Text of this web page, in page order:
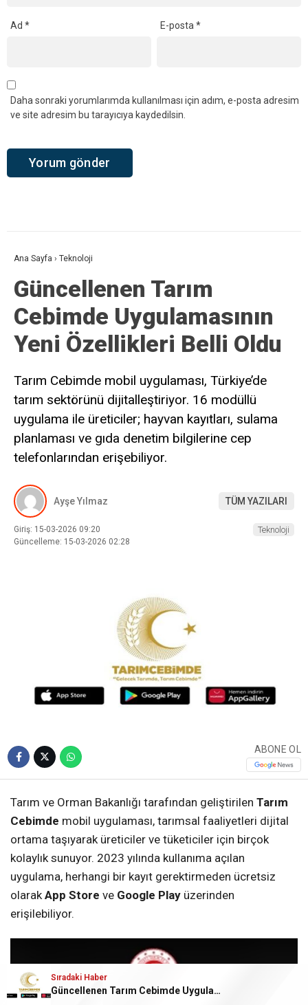
Ad * E-posta*
Daha sonraki yorumlarımda kullanılması için adım, e-posta adresim
ve site adresim bu tarayıcıya kaydedilsin.
Sıradaki Haber
Güncellenen Tarım Cebimde Uygulamasının Yeni Özellikleri Belli Oldu
Ana Sayfa › Teknoloji
Güncellenen Tarım
Cebimde Uygulamasının
Yeni Özellikleri Belli Oldu
Tarım Cebimde mobil uygulaması, Türkiye’de
tarım sektörünü dijitalleştiriyor. 16 modüllü
uygulama ile üreticiler; hayvan kayıtları, sulama
planlaması ve gıda denetim bilgilerine cep
telefonlarından erişebiliyor.
Ayşe Yılmaz TÜM YAZILARI
Giriş: 15-03-2026 09:20
Güncelleme: 15-03-2026 02:28
Teknoloji
ABONE OL
Tarım ve Orman Bakanlığı tarafından geliştirilen Tarım
Cebimde mobil uygulaması, tarımsal faaliyetleri dijital
ortama taşıyarak üreticiler ve tüketiciler için birçok
kolaylık sunuyor. 2023 yılında kullanıma açılan
uygulama, herhangi bir kayıt gerektirmeden ücretsiz
olarakApp Store ve Google Play üzerinden
erişilebiliyor.